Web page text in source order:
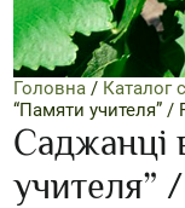
Головна / Каталог
“Памяти учителя” /
Саджанці
учителя”